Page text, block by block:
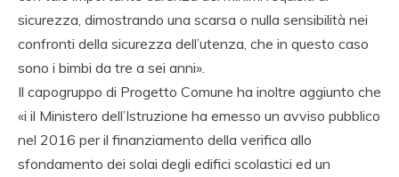
sicurezza, dimostrando una scarsa o nulla sensibilità nei
confronti della sicurezza dell’utenza, che in questo caso
sono i bimbi da tre a sei anni».
Il capogruppo di Progetto Comune ha inoltre aggiunto che
«i il Ministero dell’Istruzione ha emesso un avviso pubblico
nel 2016 per il finanziamento della verifica allo
sfondamento dei solai degli edifici scolastici ed un